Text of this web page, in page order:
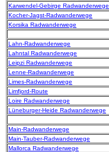
Karwendel-Gebirge Radwanderwege
Kocher-Jagst-Radwanderwege
Korsika Radwanderwege
Lahn-Radwanderwege
Lahntal Radwanderwege
Leipzi Radwanderwege
Lenne-Radwanderwege
Limes-Radwanderwege
Limfjord-Route
Loire Radwanderwege
Lüneburger-Heide Radwanderwege
Main-Radwanderwege
Main-Tauber-Radwanderwege
Mallorca Radwanderwege